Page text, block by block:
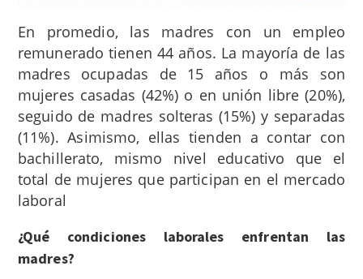
En promedio, las madres con un empleo
remunerado tienen 44 años. La mayoría de las
madres ocupadas de 15 años o más son
mujeres casadas (42%) o en unión libre (20%),
seguido de madres solteras (15%) y separadas
(11%). Asimismo, ellas tienden a contar con
bachillerato, mismo nivel educativo que el
total de mujeres que participan en el mercado
laboral
¿Qué condiciones laborales enfrentan las
madres?